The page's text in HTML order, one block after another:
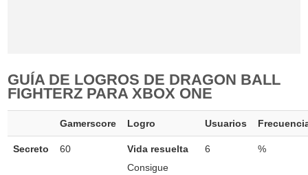
GUÍA DE LOGROS DE DRAGON BALL
FIGHTERZ PARA XBOX ONE
Gamerscore Logro Usuarios
Secreto 60
Vida resuelta
Consigue
6 %